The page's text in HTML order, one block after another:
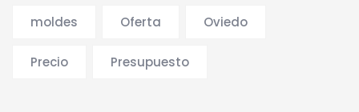
moldes Oferta Oviedo
Precio Presupuesto